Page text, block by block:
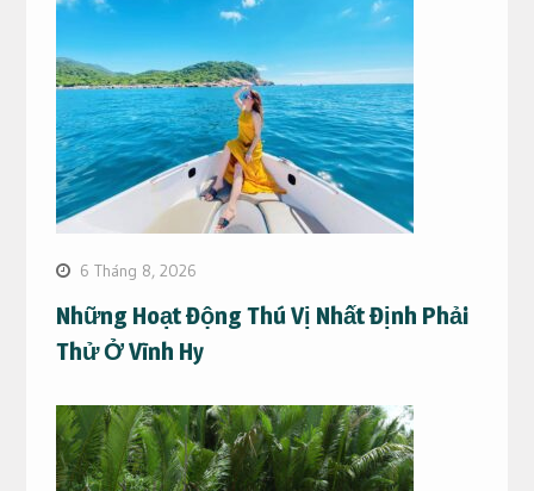
6 Tháng 8, 2026
Những Hoạt Động Thú Vị Nhất Định Phải
Thử Ở Vĩnh Hy